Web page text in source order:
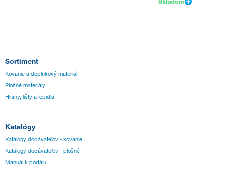
Sortiment
Kovanie a doplnkový materiál
Plošné materiály
Hrany, lišty a lepidlá
Katalógy
Katálogy dodávateľov - kovanie
Katálogy dodávateľov - plošné
Manuál k portálu